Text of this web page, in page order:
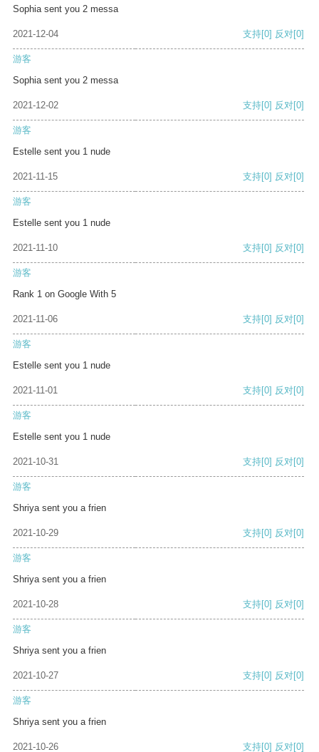
Sophia sent you 2 messa
2021-12-04 支持[0] 反对[0]
游客
Sophia sent you 2 messa
2021-12-02 支持[0] 反对[0]
游客
Estelle sent you 1 nude
2021-11-15 支持[0] 反对[0]
游客
Estelle sent you 1 nude
2021-11-10 支持[0] 反对[0]
游客
Rank 1 on Google With 5
2021-11-06 支持[0] 反对[0]
游客
Estelle sent you 1 nude
2021-11-01 支持[0] 反对[0]
游客
Estelle sent you 1 nude
2021-10-31 支持[0] 反对[0]
游客
Shriya sent you a frien
2021-10-29 支持[0] 反对[0]
游客
Shriya sent you a frien
2021-10-28 支持[0] 反对[0]
游客
Shriya sent you a frien
2021-10-27 支持[0] 反对[0]
游客
Shriya sent you a frien
2021-10-26 支持[0] 反对[0]